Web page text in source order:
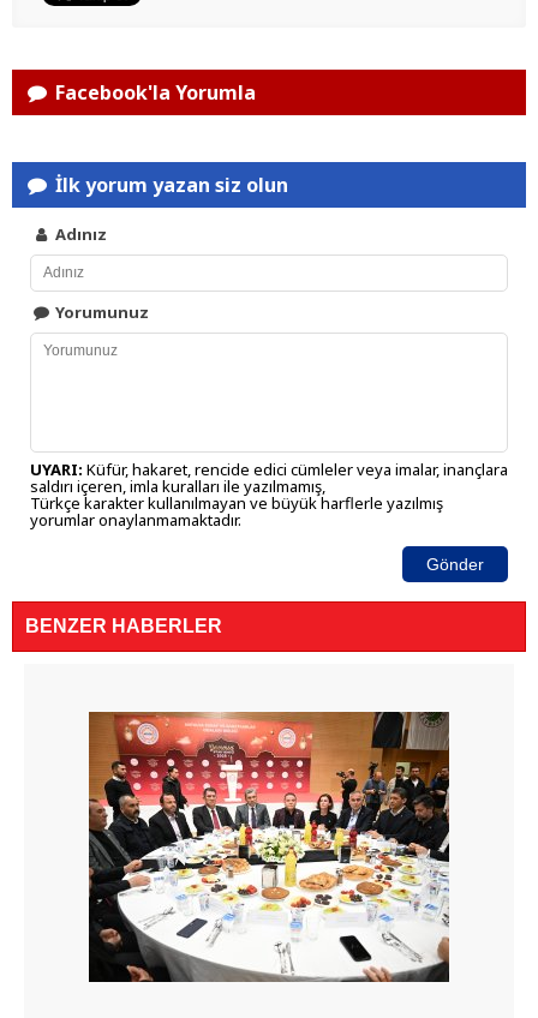
Facebook'la Yorumla
İlk yorum yazan siz olun
Adınız
Yorumunuz
UYARI: Küfür, hakaret, rencide edici cümleler veya imalar, inançlara
saldırı içeren, imla kuralları ile yazılmamış,
Türkçe karakter kullanılmayan ve büyük harflerle yazılmış
yorumlar onaylanmamaktadır.
Gönder
BENZER HABERLER